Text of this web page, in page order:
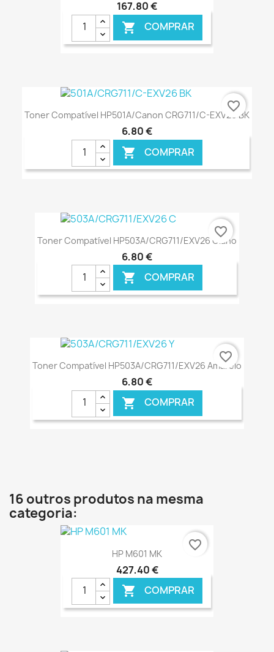
167,80 €
 COMPRAR
Toner Compatível HP501A/Canon CRG711/C-EXV26 BK
6,80 €
 COMPRAR
€ ONLINE
favorite_border
Toner Compatível HP503A/CRG711/EXV26 Ciano
6,80 €
 COMPRAR
€ ONLINE
favorite_border
Toner Compatível HP503A/CRG711/EXV26 Amarelo
6,80 €
 COMPRAR
favorite_border
16 outros produtos na mesma
categoria:
HP M601 MK
427,40 €
 COMPRAR
favorite_border